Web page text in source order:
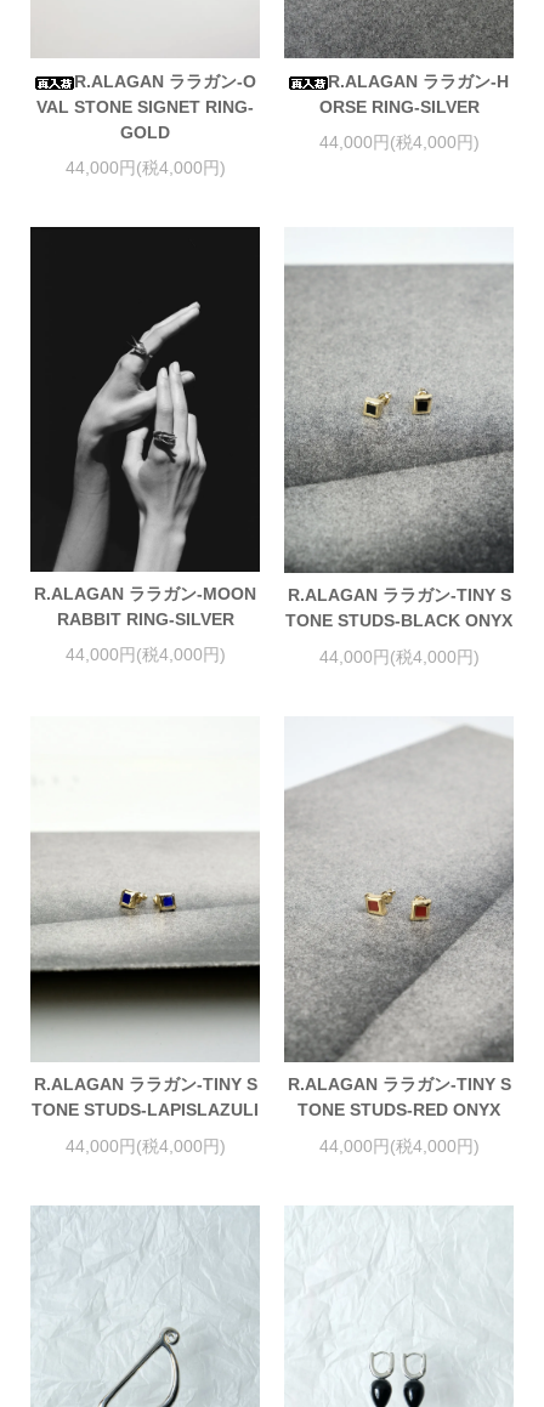
R.ALAGAN ララガン-O
VAL STONE SIGNET RING-
GOLD
44,000円(税4,000円)
R.ALAGAN ララガン-H
ORSE RING-SILVER
44,000円(税4,000円)
R.ALAGAN ララガン-MOON
RABBIT RING-SILVER
44,000円(税4,000円)
R.ALAGAN ララガン-TINY S
TONE STUDS-BLACK ONYX
44,000円(税4,000円)
R.ALAGAN ララガン-TINY S
TONE STUDS-LAPISLAZULI
44,000円(税4,000円)
R.ALAGAN ララガン-TINY S
TONE STUDS-RED ONYX
44,000円(税4,000円)